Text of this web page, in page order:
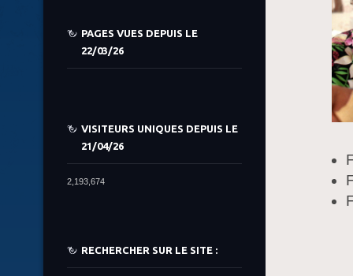
PAGES VUES DEPUIS LE
22/03/26
VISITEURS UNIQUES DEPUIS LE
21/04/26
2,193,674
RECHERCHER SUR LE SITE :